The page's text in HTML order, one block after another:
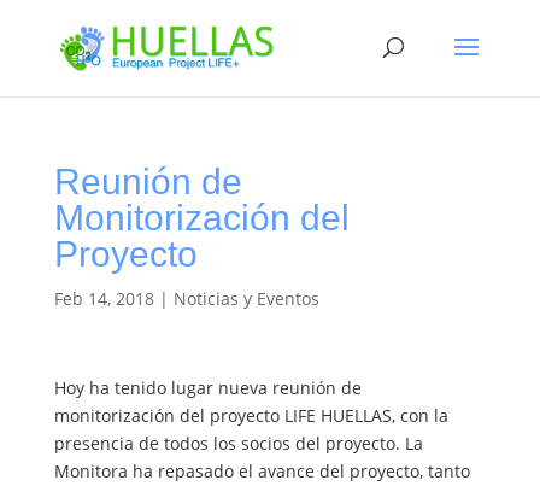
Reunión de
Monitorización del
Proyecto
Feb 14, 2018| Noticias y Eventos
Hoy ha tenido lugar nueva reunión de
monitorización del proyecto LIFE HUELLAS, con la
presencia de todos los socios del proyecto. La
Monitora ha repasado el avance del proyecto, tanto